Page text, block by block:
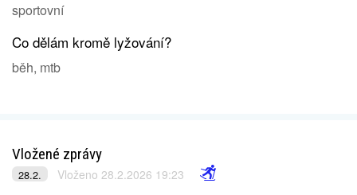
sportovní
Co dělám kromě lyžování?
běh, mtb
Vložené zprávy
28.2. Vloženo 28.2.2026 19:23